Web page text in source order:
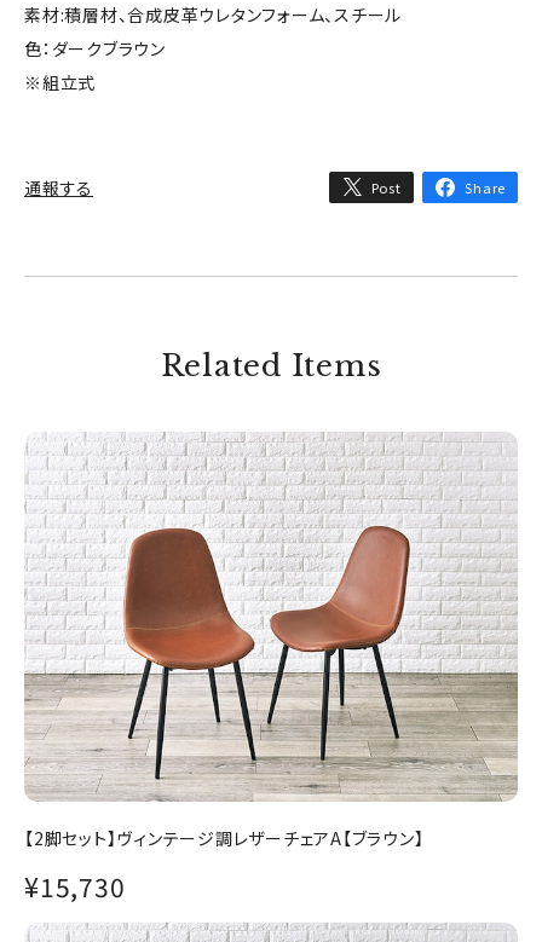
素材:積層材、合成皮革ウレタンフォーム、スチール
色：ダークブラウン
※組立式
通報する Post Share
Related Items
【2脚セット】ヴィンテージ調レザーチェアA【ブラウン】
¥15,730